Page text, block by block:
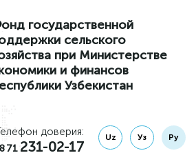
государственной
сельского
при Министерстве
и финансов
Узбекистан
доверия:
71231-02-17
Uz Уз Ру